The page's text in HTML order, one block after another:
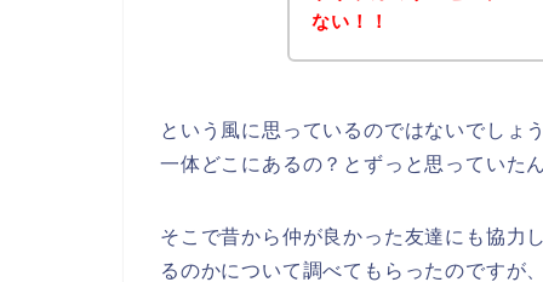
ない！！
という風に思っているのではないでしょ
一体どこにあるの？とずっと思っていた
そこで昔から仲が良かった友達にも協力
るのかについて調べてもらったのですが